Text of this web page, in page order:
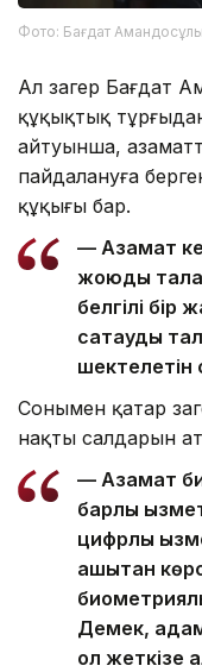
Фото: Бағдат
Ал заңгер Бағдат
құқықтық
айтуынша,
пайдалануға
құқығы бар.
— Азамат
жоюды
белгілі бір
сақтауды
шектелетін
Сонымен қатар
нақты салдарын
— Азамат
барлық
цифрлық
қашықтан
Демек,
қол